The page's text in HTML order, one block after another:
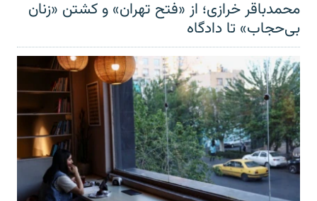
محمدباقر خرازی؛ از «فتح تهران» و کشتن «زنان
بی‌حجاب» تا دادگاه